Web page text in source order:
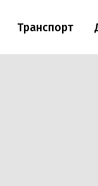
Транспорт